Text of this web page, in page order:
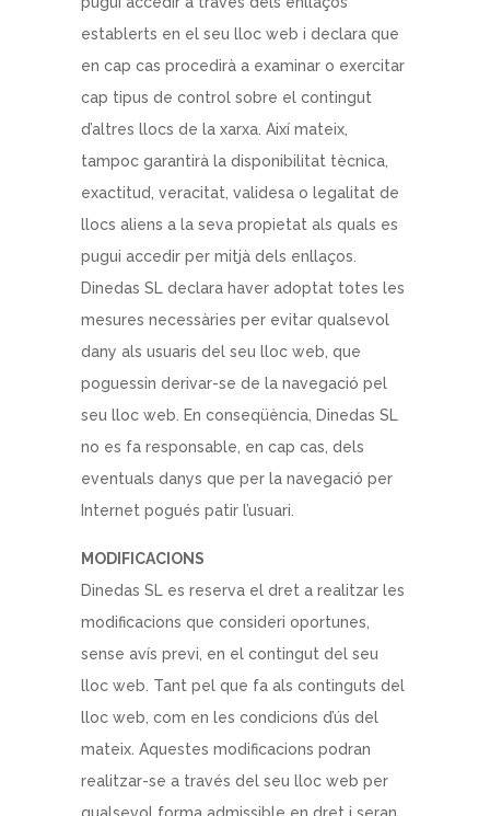
establerts en el seu lloc web i declara que
en cap cas procedirà a examinar o exercitar
cap tipus de control sobre el contingut
d’altres llocs de la xarxa. Així mateix,
tampoc garantirà la disponibilitat tècnica,
exactitud, veracitat, validesa o legalitat de
llocs aliens a la seva propietat als quals es
pugui accedir per mitjà dels enllaços.
Dinedas SL declara haver adoptat totes les
mesures necessàries per evitar qualsevol
dany als usuaris del seu lloc web, que
poguessin derivar-se de la navegació pel
seu lloc web. En conseqüència, Dinedas SL
no es fa responsable, en cap cas, dels
eventuals danys que per la navegació per
Internet pogués patir l’usuari.
MODIFICACIONS
Dinedas SL es reserva el dret a realitzar les
modificacions que consideri oportunes,
sense avís previ, en el contingut del seu
lloc web. Tant pel que fa als continguts del
lloc web, com en les condicions d’ús del
mateix. Aquestes modificacions podran
realitzar-se a través del seu lloc web per